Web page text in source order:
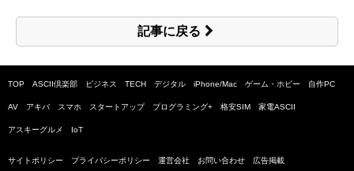
記事に戻る
TOP ASCII倶楽部 ビジネス TECH デジタル iPhone/Mac ゲーム・ホビー 自作PC
AV アキバ スマホ スタートアップ プログラミング+ 格安SIM 家電ASCII
アスキーグルメ IoT
サイトポリシー プライバシーポリシー 運営会社 お問い合わせ 広告掲載